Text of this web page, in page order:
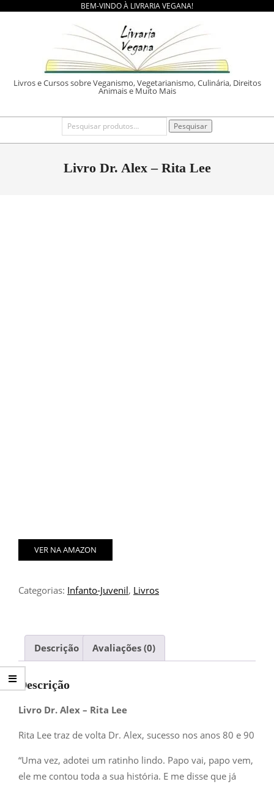
BEM-VINDO À LIVRARIA VEGANA!
LIVRARIA
Livros e Cursos sobre Veganismo, Vegetarianismo, Culinária, Direitos
Animais e Muito Mais
Primary
Pesquisar
por:
Pesquisar
Livro Dr. Alex – Rita Lee
VER NA AMAZON
Categorias: Infanto-Juvenil, Livros
Descrição Avaliações (0)
Descrição
Livro Dr. Alex – Rita Lee
Rita Lee traz de volta Dr. Alex, sucesso nos anos 80 e 90
“Uma vez, adotei um ratinho lindo. Papo vai, papo vem,
ele me contou toda a sua história. E me disse que já